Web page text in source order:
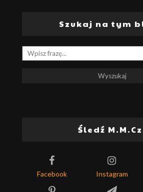
Szukaj na tym
Śledź
Facebook Instagram